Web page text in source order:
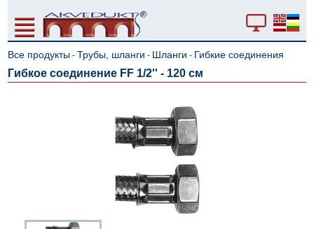
Все продукты - Трубы, шланги - Шланги - Гибкие соединения
Гибкое соединение FF 1/2'' - 120 см